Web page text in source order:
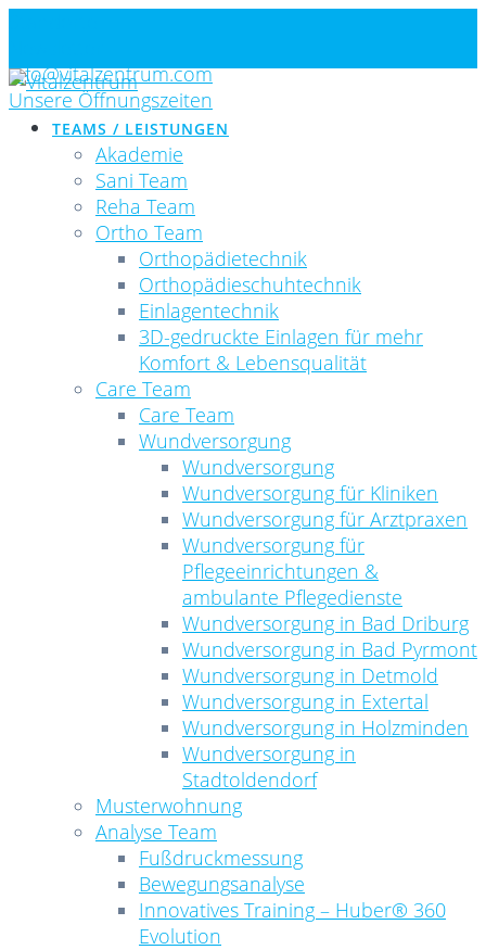
content
info@vitalzentrum.com
Unsere Öffnungszeiten
TEAMS / LEISTUNGEN
Akademie
Sani Team
Reha Team
Ortho Team
Orthopädietechnik
Orthopädieschuhtechnik
Einlagentechnik
3D-gedruckte Einlagen für mehr
Komfort & Lebensqualität
Care Team
Care Team
Wundversorgung
Wundversorgung
Wundversorgung für Kliniken
Wundversorgung für Arztpraxen
Wundversorgung für
Pflegeeinrichtungen &
ambulante Pflegedienste
Wundversorgung in Bad Driburg
Wundversorgung in Bad Pyrmont
Wundversorgung in Detmold
Wundversorgung in Extertal
Wundversorgung in Holzminden
Wundversorgung in
Stadtoldendorf
Musterwohnung
Analyse Team
Fußdruckmessung
Bewegungsanalyse
Innovatives Training – Huber® 360
Evolution